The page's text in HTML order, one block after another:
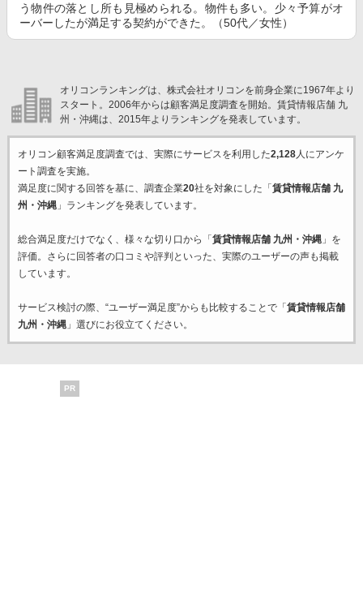
う物件の落とし所も見極められる。物件も多い。少々予算がオ
ーバーしたが満足する契約ができた。（50代／女性）
オリコンランキングは、株式会社オリコンを前身企業に1967年より
スタート。2006年からは顧客満足度調査を開始。賃貸情報店舗 九
州・沖縄は、2015年よりランキングを発表しています。
オリコン顧客満足度調査では、実際にサービスを利用した2,128人にアンケ
ート調査を実施。
満足度に関する回答を基に、調査企業20社を対象にした「 賃貸情報店舗 九
州・沖縄」ランキングを発表しています。
総合満足度だけでなく、様々な切り口から「 賃貸情報店舗 九州・沖縄」を
評価。さらに回答者の口コミや評判といった、実際のユーザーの声も掲載
しています。
サービス検討の際、“ユーザー満足度”からも比較することで「 賃貸情報店舗
九州・沖縄」選びにお役立てください。
PR